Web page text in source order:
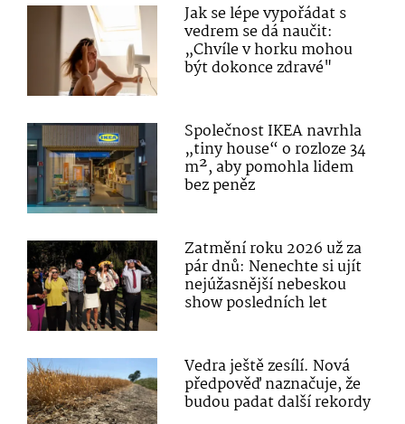
Jak se lépe vypořádat s
vedrem se dá naučit:
„Chvíle v horku mohou
být dokonce zdravé"
Společnost IKEA navrhla
„tiny house“ o rozloze 34
m², aby pomohla lidem
bez peněz
Zatmění roku 2026 už za
pár dnů: Nenechte si ujít
nejúžasnější nebeskou
show posledních let
Vedra ještě zesílí. Nová
předpověď naznačuje, že
budou padat další rekordy